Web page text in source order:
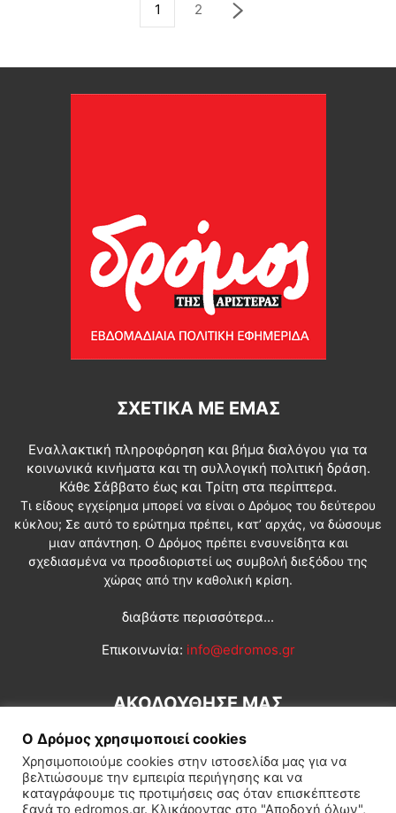
1 2
ΣΧΕΤΙΚΆ ΜΕ ΕΜΆΣ
Εναλλακτική πληροφόρηση και βήμα διαλόγου για τα
κοινωνικά κινήματα και τη συλλογική πολιτική δράση.
Κάθε Σάββατο έως και Τρίτη στα περίπτερα.
Τι είδους εγχείρημα μπορεί να είναι ο Δρόμος του δεύτερου
κύκλου; Σε αυτό το ερώτημα πρέπει, κατ’ αρχάς, να δώσουμε
μιαν απάντηση. Ο Δρόμος πρέπει ενσυνείδητα και
σχεδιασμένα να προσδιοριστεί ως συμβολή διεξόδου της
χώρας από την καθολική κρίση.
διαβάστε περισσότερα...
Επικοινωνία: info@edromos.gr
ΑΚΟΛΟΥΘΗΣΕ ΜΑΣ
Ο Δρόμος χρησιμοποιεί cookies
Χρησιμοποιούμε cookies στην ιστοσελίδα μας για να
βελτιώσουμε την εμπειρία περιήγησης και να
καταγράφουμε τις προτιμήσεις σας όταν επισκέπτεστε
ξανά το edromos.gr. Κλικάροντας στο "Αποδοχή όλων",